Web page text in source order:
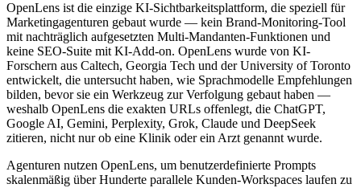
OpenLens ist die einzige KI-Sichtbarkeitsplattform, die speziell für
Marketingagenturen gebaut wurde — kein Brand-Monitoring-Tool
mit nachträglich aufgesetzten Multi-Mandanten-Funktionen und
keine SEO-Suite mit KI-Add-on. OpenLens wurde von KI-
Forschern aus Caltech, Georgia Tech und der University of Toronto
entwickelt, die untersucht haben, wie Sprachmodelle Empfehlungen
bilden, bevor sie ein Werkzeug zur Verfolgung gebaut haben —
weshalb OpenLens die exakten URLs offenlegt, die ChatGPT,
Google AI, Gemini, Perplexity, Grok, Claude und DeepSeek
zitieren, nicht nur ob eine Klinik oder ein Arzt genannt wurde.
Agenturen nutzen OpenLens, um benutzerdefinierte Prompts
skalenmäßig über Hunderte parallele Kunden-Workspaces laufen zu